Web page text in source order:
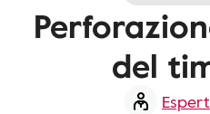
del